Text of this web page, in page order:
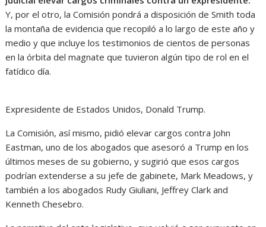
Y, por el otro, la Comisión pondrá a disposición de Smith toda
la montaña de evidencia que recopiló a lo largo de este año y
medio y que incluye los testimonios de cientos de personas
en la órbita del magnate que tuvieron algún tipo de rol en el
fatídico día.
Expresidente de Estados Unidos, Donald Trump.
La Comisión, así mismo, pidió elevar cargos contra John
Eastman, uno de los abogados que asesoró a Trump en los
últimos meses de su gobierno, y sugirió que esos cargos
podrían extenderse a su jefe de gabinete, Mark Meadows, y
también a los abogados Rudy Giuliani, Jeffrey Clark and
Kenneth Chesebro.